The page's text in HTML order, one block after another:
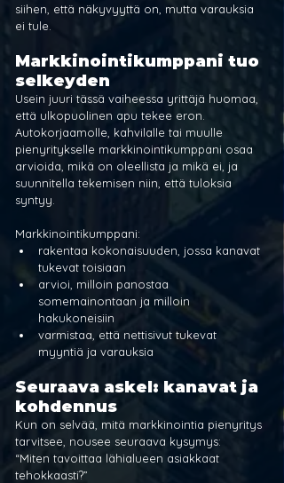
siihen, että näkyvyyttä on, mutta varauksia
ei tule.
Markkinointikumppani tuo
selkeyden
Usein juuri tässä vaiheessa yrittäjä huomaa,
että ulkopuolinen apu tekee eron.
Autokorjaamolle, kahvilalle tai muulle
pienyritykselle markkinointikumppani osaa
arvioida, mikä on oleellista ja mikä ei, ja
suunnitella tekemisen niin, että tuloksia
syntyy.
Markkinointikumppani:
rakentaa kokonaisuuden, jossa kanavat
tukevat toisiaan
arvioi, milloin panostaa
somemainontaan ja milloin
hakukoneisiin
varmistaa, että nettisivut tukevat
myyntiä ja varauksia
Seuraava askel: kanavat ja
kohdennus
Kun on selvää, mitä markkinointia pienyritys
tarvitsee, nousee seuraava kysymys:
“Miten tavoittaa lähialueen asiakkaat
tehokkaasti?”